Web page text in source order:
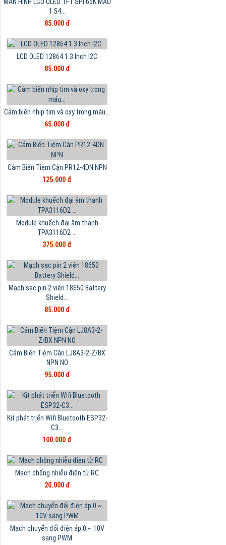
1.54...
85.000 đ
LCD OLED 12864 1.3 Inch I2C
85.000 đ
Cảm biến nhịp tim và oxy trong máu...
65.000 đ
Cảm Biến Tiệm Cận PR12-4DN NPN
125.000 đ
Module khuếch đại âm thanh
TPA3116D2 ...
375.000 đ
Mạch sạc pin 2 viên 18650 Battery
Shield...
85.000 đ
Cảm Biến Tiệm Cận LJ8A3-2-Z/BX
NPN NO
95.000 đ
Kit phát triển Wifi Bluetooth ESP32-
C3...
100.000 đ
Mạch chống nhiễu điện từ RC
20.000 đ
Mạch chuyển đổi điện áp 0 ~ 10V
sang PWM